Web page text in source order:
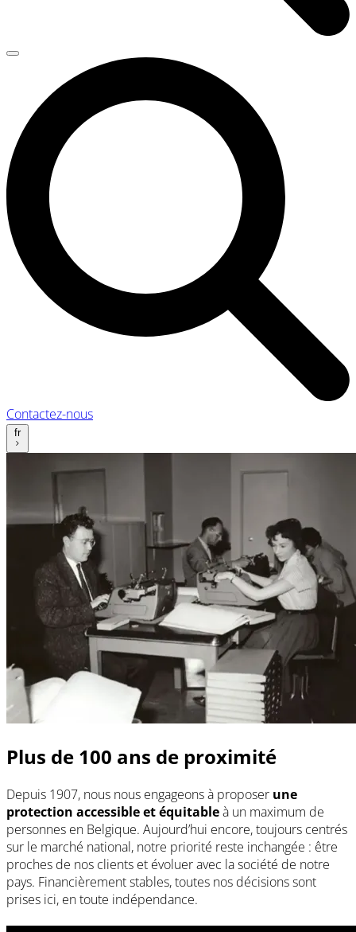
Contactez-nous
fr
Plus de 100 ans de proximité
Depuis 1907, nous nous engageons à proposer une
protection accessible et équitableà un maximum de
personnes en Belgique. Aujourd’hui encore, toujours centrés
sur le marché national, notre priorité reste inchangée : être
proches de nos clients et évoluer avec la société de notre
pays. Financièrement stables, toutes nos décisions sont
prises ici, en toute indépendance.